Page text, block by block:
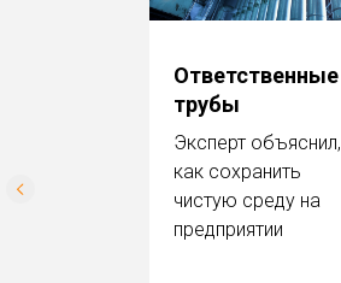
Ответственные
трубы
Эксперт объяс нил,
как сохранить
чистую среду на
предприятии